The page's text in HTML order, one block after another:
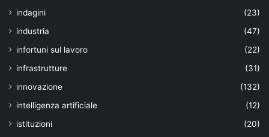
indagini
(23)
industria
(47)
infortuni sul lavoro
(22)
infrastrutture
(31)
innovazione
(132)
intelligenza artificiale
(12)
istituzioni
(20)